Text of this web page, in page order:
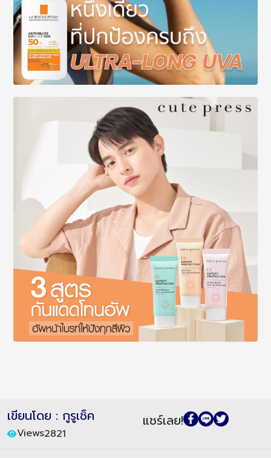
เขียนโดย : กูรูเช็ค
Views2821
แชร์เลย!